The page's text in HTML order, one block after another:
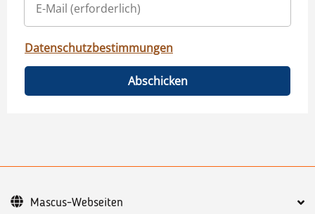
Datenschutzbestimmungen
Abschicken
Mascus-Webseiten